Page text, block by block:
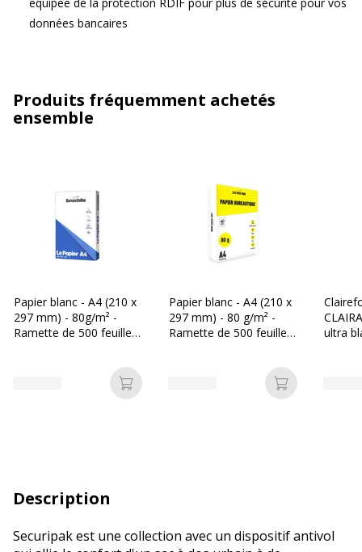
données bancaires
Produits fréquemment achetés
ensemble
Papier blanc - A4 (210 x
297 mm) - 80g/m² -
Ramette de 500 feuilles
Ajouter au panier
Papier blanc - A4 (210 x
297 mm) - 80 g/m² -
Ramette de 500 feuilles
Ajouter au
ultra
Description
Securipak est une collection avec un dispositif antivol